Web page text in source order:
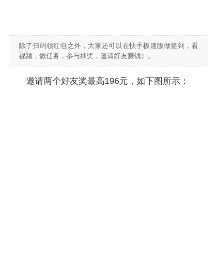
除了扫码领红包之外，大家还可以在快手极速版做签到，看
视频，做任务，参与抽奖，邀请好友赚钱）。
邀请两个好友奖最高196元，如下图所示：